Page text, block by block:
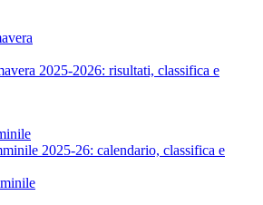
2025-2026: risultati, classifica e
2025-26: calendario, classifica e